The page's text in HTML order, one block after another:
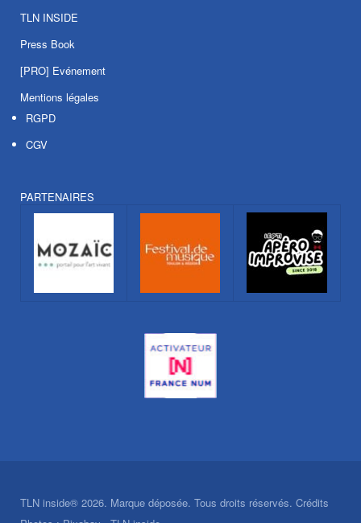
TLN INSIDE
Press Book
[PRO] Evénement
Mentions légales
RGPD
CGV
PARTENAIRES
TLN inside® 2026. Marque déposée. Tous droits réservés. Crédits